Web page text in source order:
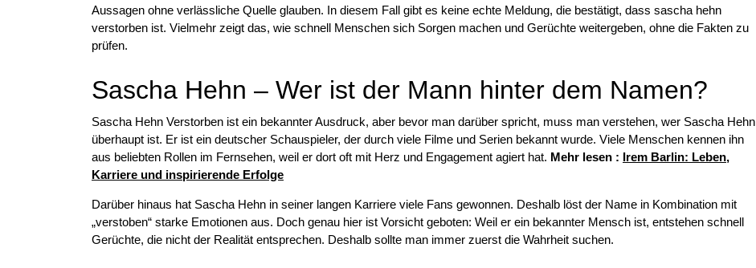
Aussagen ohne verlässliche Quelle glauben. In diesem Fall gibt es keine echte Meldung, die bestätigt, dass sascha hehn
verstorben ist. Vielmehr zeigt das, wie schnell Menschen sich Sorgen machen und Gerüchte weitergeben, ohne die Fakten zu
prüfen.
Sascha Hehn – Wer ist der Mann hinter dem Namen?
Sascha Hehn Verstorben ist ein bekannter Ausdruck, aber bevor man darüber spricht, muss man verstehen, wer Sascha Hehn
überhaupt ist. Er ist ein deutscher Schauspieler, der durch viele Filme und Serien bekannt wurde. Viele Menschen kennen ihn
aus beliebten Rollen im Fernsehen, weil er dort oft mit Herz und Engagement agiert hat. Mehr lesen : Irem Barlin: Leben,
Karriere und inspirierende Erfolge
Darüber hinaus hat Sascha Hehn in seiner langen Karriere viele Fans gewonnen. Deshalb löst der Name in Kombination mit
„verstoben“ starke Emotionen aus. Doch genau hier ist Vorsicht geboten: Weil er ein bekannter Mensch ist, entstehen schnell
Gerüchte, die nicht der Realität entsprechen. Deshalb sollte man immer zuerst die Wahrheit suchen.